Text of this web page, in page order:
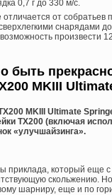
0,7 г до 330 м/с.
от собратьев
снарядами
произвести
быть
MKIII
MKIII Ultimate
ТХ200 (включая
«улучшайзинга».
приклада, который еще
скольжению.
шарниру, еще и по